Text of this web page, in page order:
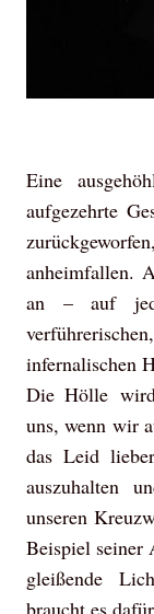
Eine
aufgezehrte
anheimfallen.
an – auf
infernalischen
Die Hölle
uns, wenn wir
das Leid
auszuhalten
unseren
Beispiel seiner
gleißende
braucht es